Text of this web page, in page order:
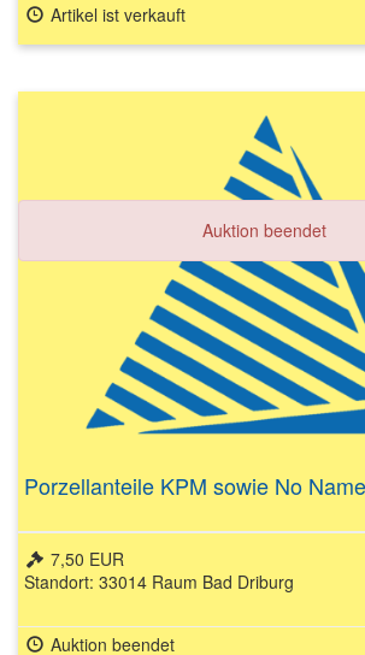
Artikel ist verkauft
Auktion beendet
Porzellanteile KPM sowie No Name
7,50 EUR
Standort: 33014 Raum Bad Driburg
Auktion beendet